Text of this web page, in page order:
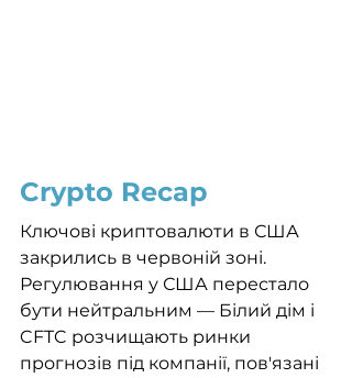
Crypto Recap
Ключові криптовалюти в США
закрились в червоній зоні.
Регулювання у США перестало
бути нейтральним — Білий дім і
CFTC розчищають ринки
прогнозів під компанії, пов'язані